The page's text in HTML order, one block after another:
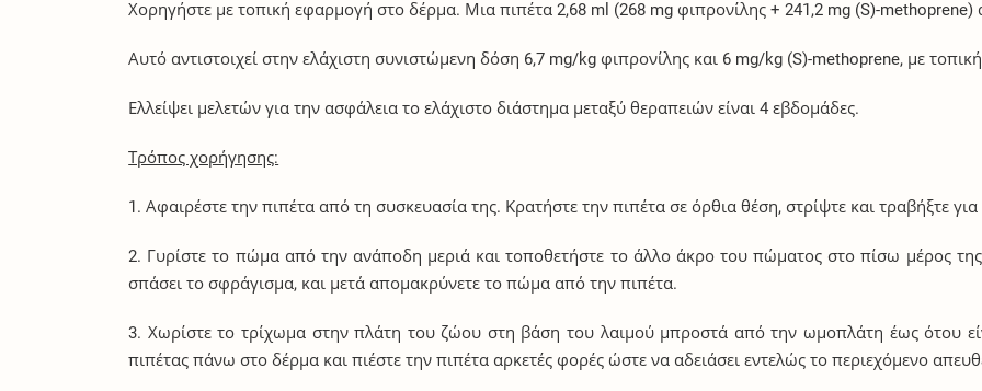
Χορηγήστε με τοπική εφαρμογή στο δέρμα. Μια πιπέτα 2,68 ml (268 mg φιπρονίλης + 241,2 mg (S)-
Αυτό αντιστοιχεί στην ελάχιστη συνιστώμενη δόση 6,7 mg/kg φιπρονίλης και 6 mg/kg (S)-methoprene, με
Ελλείψει μελετών για την ασφάλεια το ελάχιστο διάστημα μεταξύ θεραπειών είναι 4 εβδομάδες.
Τρόπος χορήγησης:
1. Αφαιρέστε την πιπέτα από τη συσκευασία της. Κρατήστε την πιπέτα σε όρθια θέση, στρίψτε και τραβήξτε
2. Γυρίστε το πώμα από την ανάποδη μεριά και τοποθετήστε το άλλο άκρο του πώματος στο πίσω μέρος
σπάσει το σφράγισμα, και μετά απομακρύνετε το πώμα από την πιπέτα.
3. Χωρίστε το τρίχωμα στην πλάτη του ζώου στη βάση του λαιμού μπροστά από την ωμοπλάτη έως ότου
πιπέτας πάνω στο δέρμα και πιέστε την πιπέτα αρκετές φορές ώστε να αδειάσει εντελώς το περιεχόμενο